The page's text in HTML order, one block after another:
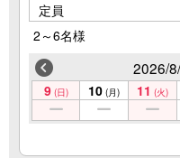
定員
2～6名様
2026/
9 (日) 10 (月) 11 (火)